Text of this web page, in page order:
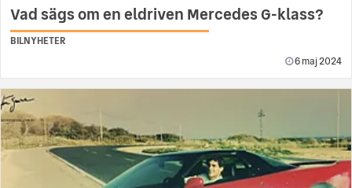
Vad sägs om en eldriven Mercedes G-klass?
BILNYHETER
6 maj 2024